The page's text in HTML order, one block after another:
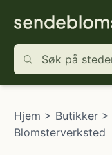
Hjem > Butikker >
Blomsterverksted